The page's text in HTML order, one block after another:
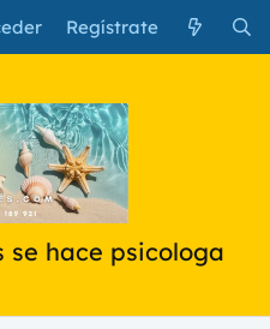
Regístrate
hace psicologa